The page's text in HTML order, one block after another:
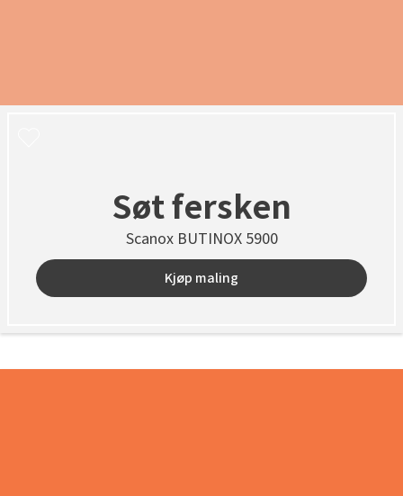
Søt fersken
Scanox BUTINOX 5900
Kjøp maling